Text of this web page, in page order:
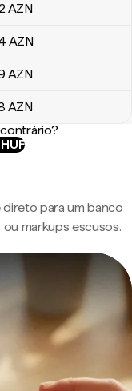
AZN
AZN
AZN
AZN
direto para um banco
ou markups escusos.